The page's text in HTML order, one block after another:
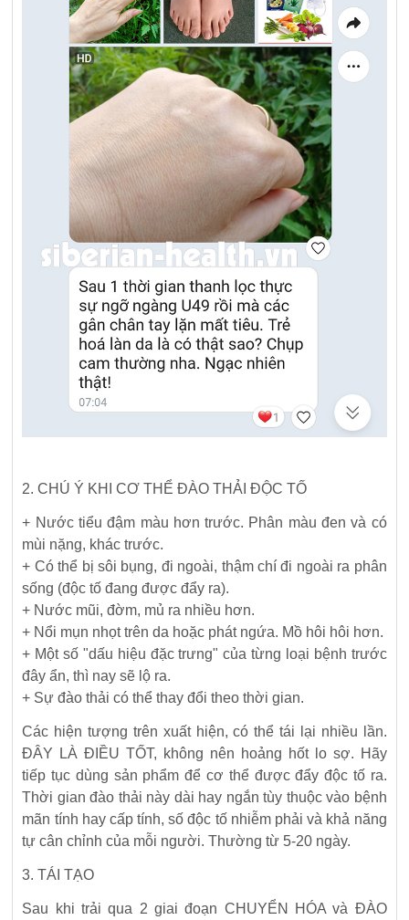
2. CHÚ Ý KHI CƠ THỂ ĐÀO THẢI ĐỘC TỐ
+ Nước tiểu đậm màu hơn trước. Phân màu đen và có
mùi nặng, khác trước.
+ Có thể bị sôi bụng, đi ngoài, thậm chí đi ngoài ra phân
sống (độc tố đang được đẩy ra).
+ Nước mũi, đờm, mủ ra nhiều hơn.
+ Nổi mụn nhọt trên da hoặc phát ngứa. Mồ hôi hôi hơn.
+ Một số "dấu hiệu đặc trưng" của từng loại bệnh trước
đây ẩn, thì nay sẽ lộ ra.
+ Sự đào thải có thể thay đổi theo thời gian.
Các hiện tượng trên xuất hiện, có thể tái lại nhiều lần.
ĐÂY LÀ ĐIỀU TỐT, không nên hoảng hốt lo sợ. Hãy
tiếp tục dùng sản phẩm để cơ thể được đẩy độc tố ra.
Thời gian đào thải này dài hay ngắn tùy thuộc vào bệnh
mãn tính hay cấp tính, số độc tố nhiễm phải và khả năng
tự cân chỉnh của mỗi người. Thường từ 5-20 ngày.
3. TÁI TẠO
Sau khi trải qua 2 giai đoạn CHUYỂN HÓA và ĐÀO